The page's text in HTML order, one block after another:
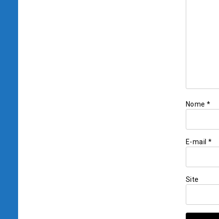
Nome *
E-mail *
Site